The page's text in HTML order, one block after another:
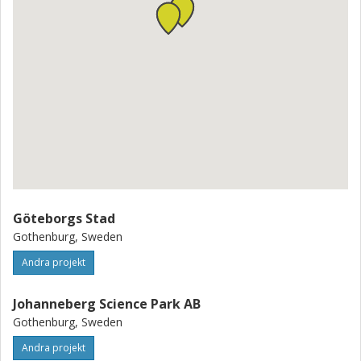
Göteborgs Stad
Gothenburg, Sweden
Andra projekt
Johanneberg Science Park AB
Gothenburg, Sweden
Andra projekt